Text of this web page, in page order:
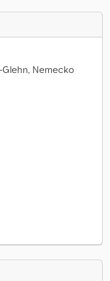
Glehn, Nemecko